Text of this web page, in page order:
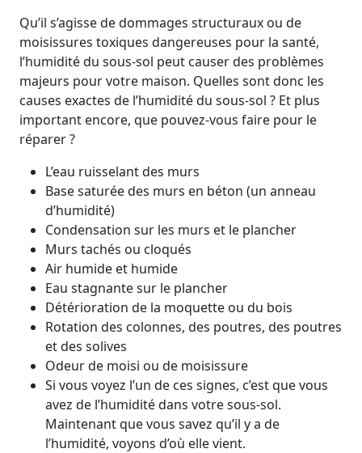
Qu’il s’agisse de dommages structuraux ou de
moisissures toxiques dangereuses pour la santé,
l’humidité du sous-sol peut causer des problèmes
majeurs pour votre maison. Quelles sont donc les
causes exactes de l’humidité du sous-sol ? Et plus
important encore, que pouvez-vous faire pour le
réparer ?
L’eau ruisselant des murs
Base saturée des murs en béton (un anneau
d’humidité)
Condensation sur les murs et le plancher
Murs tachés ou cloqués
Air humide et humide
Eau stagnante sur le plancher
Détérioration de la moquette ou du bois
Rotation des colonnes, des poutres, des poutres
et des solives
Odeur de moisi ou de moisissure
Si vous voyez l’un de ces signes, c’est que vous
avez de l’humidité dans votre sous-sol.
Maintenant que vous savez qu’il y a de
l’humidité, voyons d’où elle vient.